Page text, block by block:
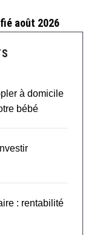
août 2026
à domicile
bébé
: rentabilité